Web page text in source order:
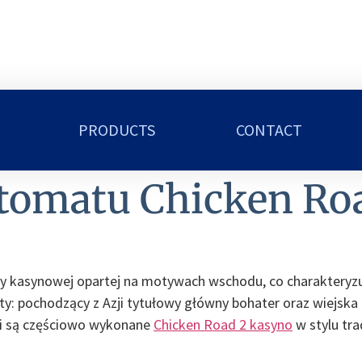
PRODUCTS CONTACT
Chicken
kasynowej opartej na motywach wschodu, co
pochodzący z Azji tytułowy główny bohater oraz
częściowo wykonane Chicken Road 2 kasyno w stylu